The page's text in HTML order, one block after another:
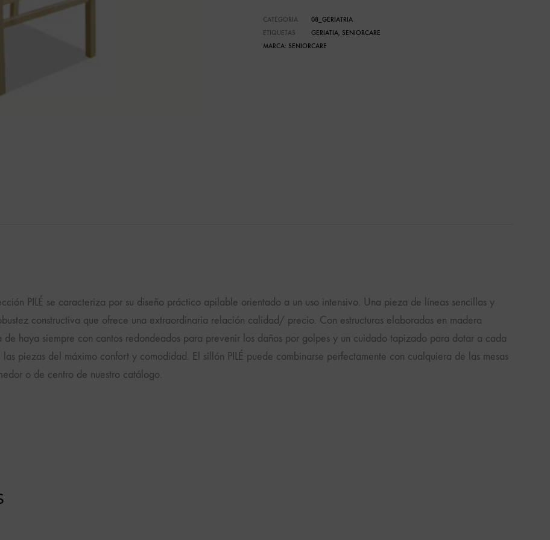
CATEGORIA
08_GERIATRIA
ETIQUETAS
GERIATIA, SENIORCARE
MARCA: SENIORCARE
PILÉ se caracteriza por su diseño práctico apilable orientado a un uso intensivo. Una pieza de líneas sencillas y
constructiva que ofrece una extraordinaria relación calidad/ precio. Con estructuras elaboradas en madera
de haya siempre con cantos redondeados para prevenir los daños por golpes y un cuidado tapizado para dotar a cada
las piezas del máximo confort y comodidad. El sillón PILÉ puede combinarse perfectamente con cualquiera de las mesas
o de centro de nuestro catálogo.